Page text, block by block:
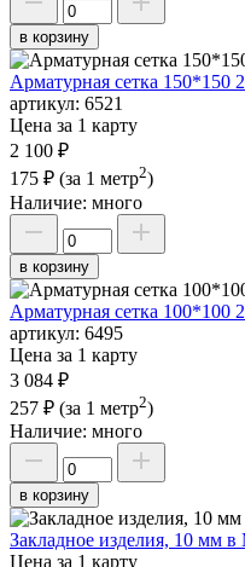
в корзину
Арматурная сетка 150*150
артикул: 6521
Цена за 1 карту
2 100 ₽
175 ₽ (за 1 метр2)
Наличие: много
в корзину
Арматурная сетка 100*100
артикул: 6495
Цена за 1 карту
3 084 ₽
257 ₽ (за 1 метр2)
Наличие: много
в корзину
Закладное изделия, 10 мм в
Цена за 1 карту